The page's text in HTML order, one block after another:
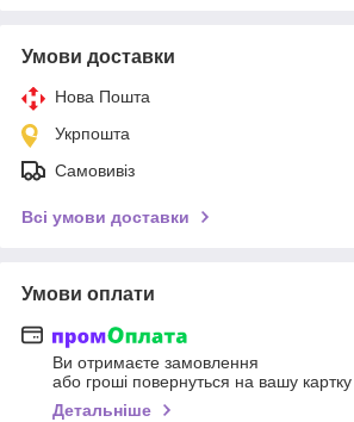
Умови доставки
Нова Пошта
Укрпошта
Самовивіз
Всі умови доставки
Умови оплати
Ви отримаєте замовлення
або гроші повернуться на вашу картку
Детальніше